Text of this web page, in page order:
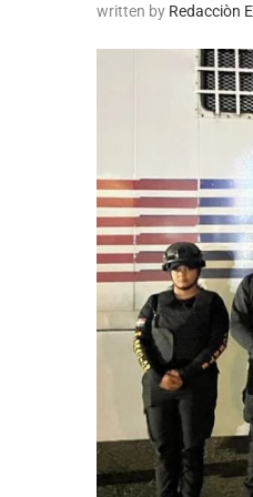
written by Redacciòn